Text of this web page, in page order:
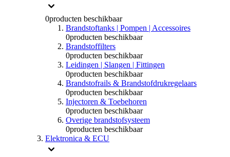
0producten beschikbaar
Brandstoftanks | Pompen | Accessoires
0producten beschikbaar
Brandstoffilters
0producten beschikbaar
Leidingen | Slangen | Fittingen
0producten beschikbaar
Brandstofrails & Brandstofdrukregelaars
0producten beschikbaar
Injectoren & Toebehoren
0producten beschikbaar
Overige brandstofsysteem
0producten beschikbaar
Elektronica & ECU